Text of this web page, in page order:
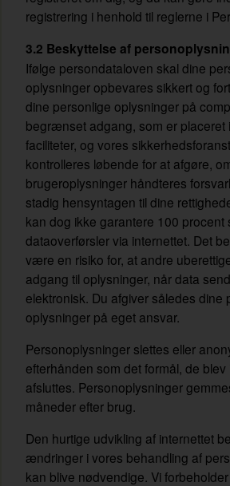
registrering i henhold til reglerne i
3.2 Beskyttelse af
Ifølge persondataloven skal dine
oplysninger opbevares sikkert og
dine personlige oplysninger på
begrænset adgang, som er placeret
faciliteter, og vores
kontrolleres løbende for at afgøre,
brugeroplysninger håndteres
stadig hensyntagen til dine
kan dog ikke garantere 100 procent
dataoverførsler via internettet. Det
være en risiko for, at andre
adgang til oplysninger, når data
elektronisk. Du afgiver således dine
oplysninger på eget ansvar.
Personoplysninger slettes eller
efterhånden som det formål, de blev
afsluttes. Personoplysninger
måneder efter brug.
Den hurtige udvikling af internettet
ændringer i vores behandling af
kan blive nødvendige. Vi